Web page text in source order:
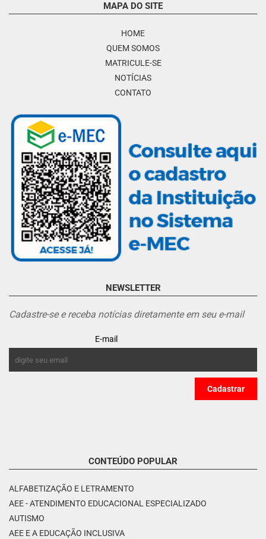
MAPA DO SITE
HOME
QUEM SOMOS
MATRICULE-SE
NOTÍCIAS
CONTATO
NEWSLETTER
Cadastre-se e receba notícias diretamente em seu e-mail
E-mail
CONTEÚDO POPULAR
ALFABETIZAÇÃO E LETRAMENTO
AEE - ATENDIMENTO EDUCACIONAL ESPECIALIZADO
AUTISMO
AEE E A EDUCAÇÃO INCLUSIVA